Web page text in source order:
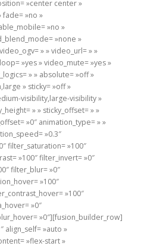
»center center »
»no »
»no »
»none »
» » video_url= » »
»yes » video_mute= »yes »
» » absolute= »off »
» sticky= »off »
visibility,large-visibility »
» » sticky_offset= » »
»0″ animation_type= » »
»0.3″
filter_saturation= »100″
»100″ filter_invert= »0″
filter_blur= »0″
»100″
»100″
»0″
»0″][fusion_builder_row]
align_self= »auto »
»flex-start »